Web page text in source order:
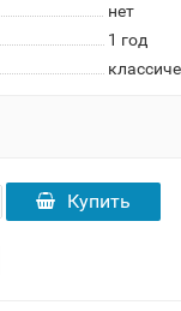
нет
1 год
Купить